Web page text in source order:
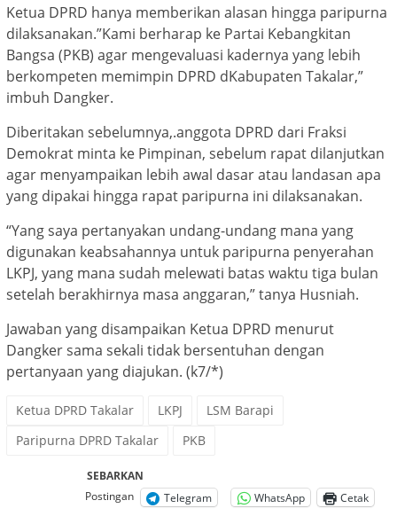
Ketua DPRD hanya memberikan alasan hingga paripurna
dilaksanakan.”Kami berharap ke Partai Kebangkitan
Bangsa (PKB) agar mengevaluasi kadernya yang lebih
berkompeten memimpin DPRD dKabupaten Takalar,”
imbuh Dangker.
Diberitakan sebelumnya,.anggota DPRD dari Fraksi
Demokrat minta ke Pimpinan, sebelum rapat dilanjutkan
agar menyampaikan lebih awal dasar atau landasan apa
yang dipakai hingga rapat paripurna ini dilaksanakan.
“Yang saya pertanyakan undang-undang mana yang
digunakan keabsahannya untuk paripurna penyerahan
LKPJ, yang mana sudah melewati batas waktu tiga bulan
setelah berakhirnya masa anggaran,” tanya Husniah.
Jawaban yang disampaikan Ketua DPRD menurut
Dangker sama sekali tidak bersentuhan dengan
pertanyaan yang diajukan. (k7/*)
Ketua DPRD Takalar LKPJ
LSM Barapi
Paripurna DPRD Takalar
PKB
SEBARKAN
Postingan
Telegram WhatsApp Cetak